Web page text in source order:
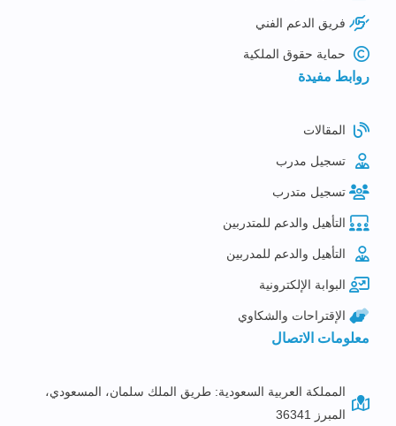
فريق الدعم الفني
حماية حقوق الملكية
روابط مفيدة
المقالات
تسجيل مدرب
تسجيل متدرب
التأهيل والدعم للمتدربين
التأهيل والدعم للمدربين
البوابة الإلكترونية
الإقتراحات والشكاوي
معلومات الاتصال
المملكة العربية السعودية: طريق الملك سلمان، المسعودي،
المبرز 36341